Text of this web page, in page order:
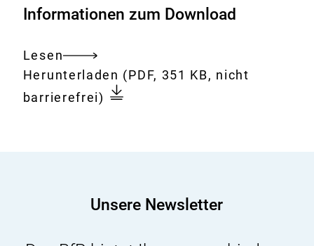
Informationen zum Download
Lesen
Gesamtes
Dokument
Download:
Herunterladen Höchstmengenvorschläge
für
(PDF, 351 KB, nicht
barrierefrei)
Unsere Newsletter